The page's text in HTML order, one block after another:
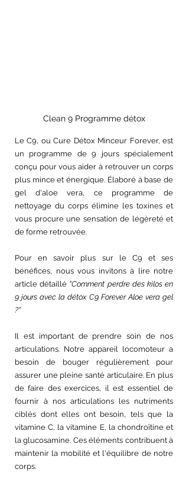
Clean 9 Programme détox
Le C9, ou Cure Détox Minceur Forever, est
un programme de 9 jours spécialement
conçu pour vous aider à retrouver un corps
plus mince et énergique. Élaboré à base de
gel d'aloe vera, ce programme de
nettoyage du corps élimine les toxines et
vous procure une sensation de légèreté et
de forme retrouvée.
Pour en savoir plus sur le C9 et ses
bénéfices, nous vous invitons à lire notre
article détaillé "Comment perdre des kilos en
9 jours avec la détox C9 Forever Aloe vera gel
?"
Il est important de prendre soin de nos
articulations. Notre appareil locomoteur a
besoin de bouger régulièrement pour
assurer une pleine santé articulaire. En plus
de faire des exercices, il est essentiel de
fournir à nos articulations les nutriments
ciblés dont elles ont besoin, tels que la
vitamine C, la vitamine E, la chondroïtine et
la glucosamine. Ces éléments contribuent à
maintenir la mobilité et l'équilibre de notre
corps.